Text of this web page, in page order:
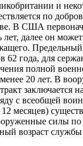
и
по
В США
лет, далее он
Предельный
62 года, для
полной
20 лет. В
заключается
с всеобщей
месяцев)
силы по
возраст службы